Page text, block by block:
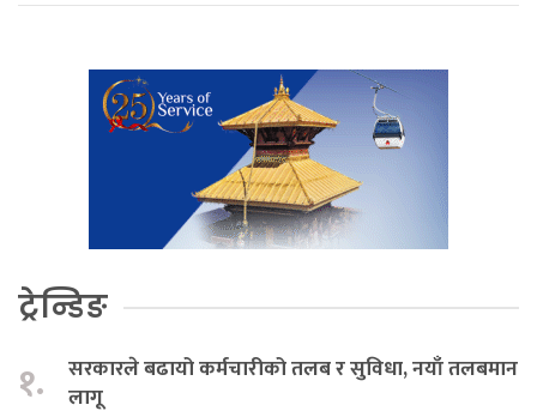
ट्रेन्डिङ
१.
सरकारले बढायो कर्मचारीको तलब र सुविधा, नयाँ तलबमान
लागू